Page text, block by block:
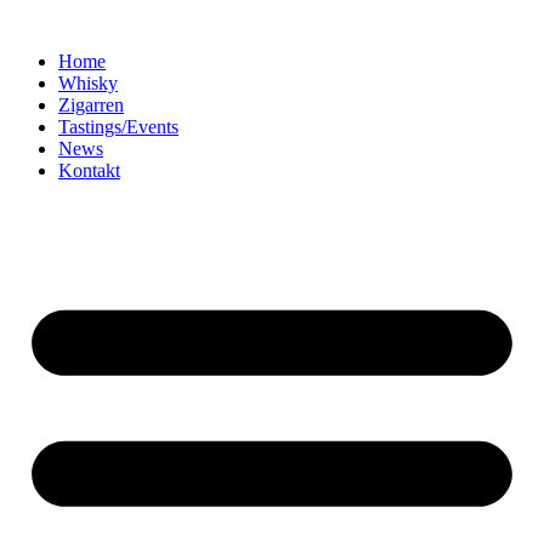
Home
Whisky
Zigarren
Tastings/Events
News
Kontakt